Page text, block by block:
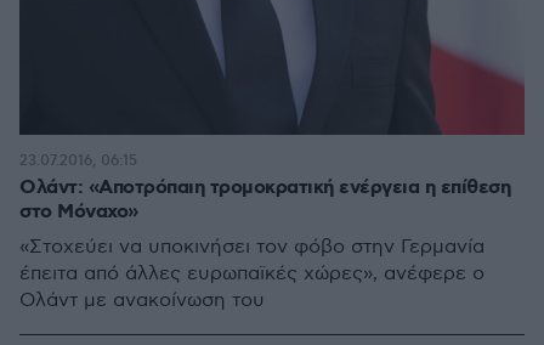
Ολάντ: «Αποτρόπαιη τρομοκρατική ενέργεια η επίθεση
στο Μόναχο»
«Στοχεύει να υποκινήσει τον φόβο στην Γερμανία
έπειτα από άλλες ευρωπαϊκές χώρες», ανέφερε ο
Ολάντ με ανακοίνωση του
23.07.2016, 06:15